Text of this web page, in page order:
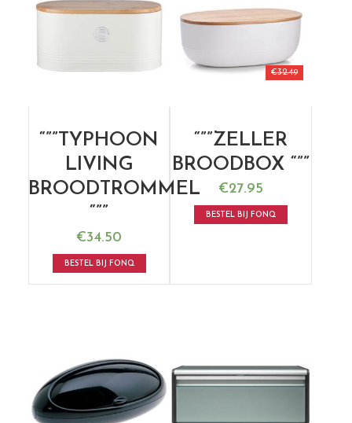
“””TYPHOON
LIVING
BROODTROMMEL
“””
€34.50
BESTEL BIJ FONQ
“””ZELLER
BROODBOX “””
€32.49
€27.95
BESTEL BIJ FONQ